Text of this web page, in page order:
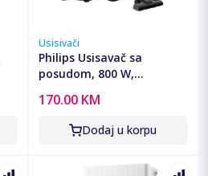
Usisivači
Philips Usisavač sa
posudom, 800 W,
XB1142/10
170.00 KM
Dodaj u korpu